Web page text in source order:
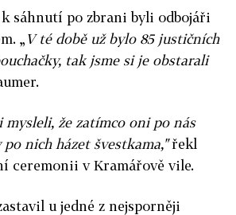
sáhnutí po zbrani byli odbojáři
„V té době už bylo 85 justičních
tak jsme si je obstarali
mysleli, že zatímco oni po nás
nich házet švestkama,"řekl
ceremonii v Kramářově vile.
u jedné z nejsporněji